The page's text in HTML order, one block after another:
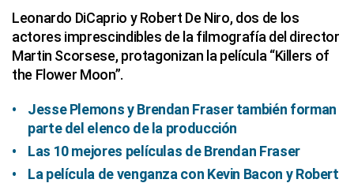
Leonardo DiCaprio y Robert De Niro, dos de los
actores imprescindibles de la filmografía del director
Martin Scorsese, protagonizan la película “Killers of
the Flower Moon”.
Jesse Plemons y Brendan Fraser también forman
parte del elenco de la producción
Las 10 mejores películas de Brendan Fraser
La película de venganza con Kevin Bacon y Robert